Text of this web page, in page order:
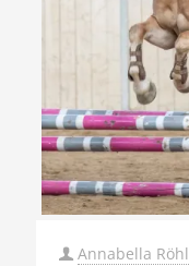
Annabella Röhl